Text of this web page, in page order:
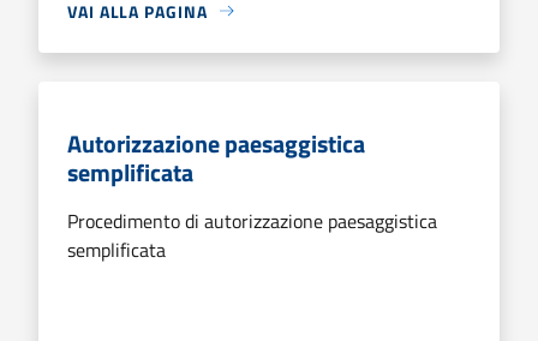
VAI ALLA PAGINA
Autorizzazione paesaggistica
semplificata
Procedimento di autorizzazione paesaggistica
semplificata